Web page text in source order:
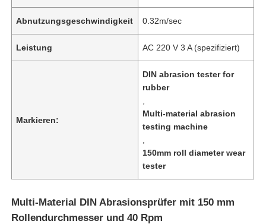
Abnutzungsgeschwindigkeit 0.32m/sec
Leistung AC 220 V 3 A (spezifiziert)
Markieren:
DIN abrasion tester for
rubber
Multi-material abrasion
testing machine
150mm roll diameter wear
tester
Multi-Material DIN Abrasionsprüfer mit 150 mm
Rollendurchmesser und 40 Rpm